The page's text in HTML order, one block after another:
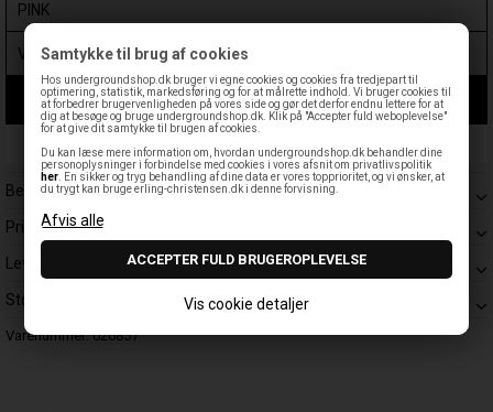
Samtykke til brug af cookies
Hos undergroundshop.dk bruger vi egne cookies og cookies fra tredjepart til
optimering, statistik, markedsføring og for at målrette indhold. Vi bruger cookies til
at forbedrer brugervenligheden på vores side og gør det derfor endnu lettere for at
dig at besøge og bruge undergroundshop.dk. Klik på "Accepter fuld weboplevelse"
for at give dit samtykke til brugen af cookies.
Du kan læse mere information om, hvordan undergroundshop.dk behandler dine
personoplysninger i forbindelse med cookies i vores afsnit om privatlivspolitik
her . En sikker og tryg behandling af dine data er vores topprioritet, og vi ønsker, at
du trygt kan bruge erling-christensen.dk i denne forvisning.
Vis cookie detaljer
LÆG I KURV
Leveringstid: 1-3 hverdage
Beskrivelse
Prisgaranti
Levering
Størrelsesguide
Varenummer:026857